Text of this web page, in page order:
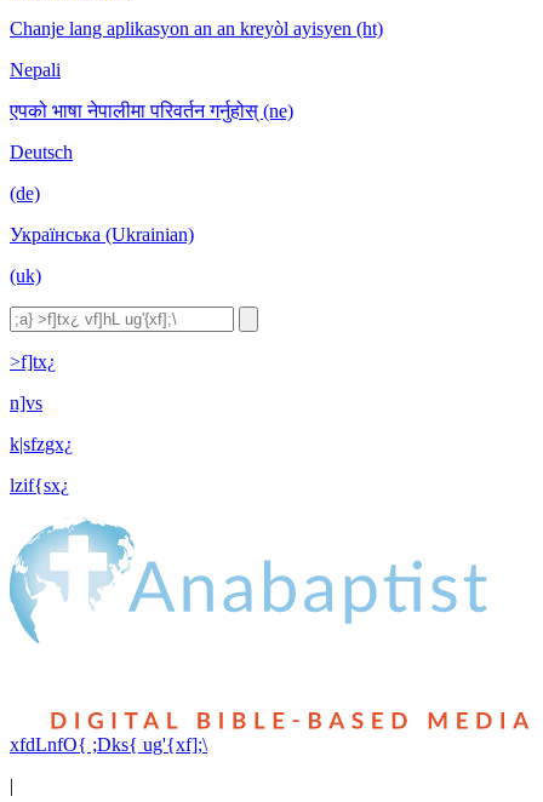
Chanje lang aplikasyon an an kreyòl ayisyen (ht)
Nepali
एपको भाषा नेपालीमा परिवर्तन गर्नुहोस् (ne)
Deutsch
(de)
Українська (Ukrainian)
(uk)
>f]tx¿
n]vs
k|sfzgx¿
lzif{sx¿
xfdLnfO{ ;Dks{ ug'{xf];\
|